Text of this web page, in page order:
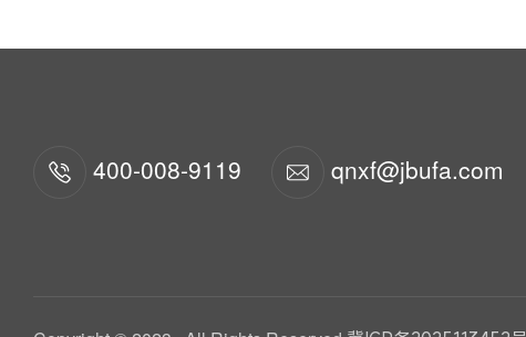
400-008-9119 qnxf@jbufa.com